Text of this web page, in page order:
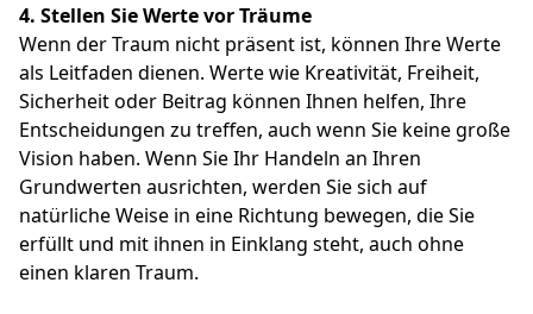
4. Stellen Sie Werte vor Träume
Wenn der Traum nicht präsent ist, können Ihre Werte
als Leitfaden dienen. Werte wie Kreativität, Freiheit,
Sicherheit oder Beitrag können Ihnen helfen, Ihre
Entscheidungen zu treffen, auch wenn Sie keine große
Vision haben. Wenn Sie Ihr Handeln an Ihren
Grundwerten ausrichten, werden Sie sich auf
natürliche Weise in eine Richtung bewegen, die Sie
erfüllt und mit ihnen in Einklang steht, auch ohne
einen klaren Traum.